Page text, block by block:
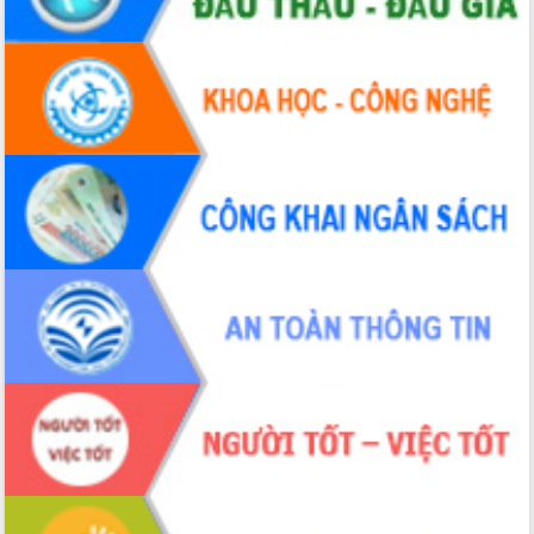
Đắk Lắk: Tôn vinh 46 giải pháp tại Hội
thi Sáng tạo Kỹ thuật 2024 - 2025
Đắk Lắk rà soát, điều chỉnh Đề án 190
về phát triển nuôi trồng thủy sản
Phó Chủ tịch UBND tỉnh Đắk Lắk
Trương Công Thái kiểm tra thực địa
Dự án cao tốc Khánh Hòa - Buôn Ma
Thuột
Định vị cà phê Việt Nam như một “di
sản sống” trong dòng chảy toàn cầu
Xây dựng nông thôn mới: Nâng cao đời
sống người dân từ những mô hình thiết
thực
Quyết liệt tháo gỡ vướng mắc, đẩy
nhanh tiến độ các dự án trọng điểm
trong Khu kinh tế Nam Phú Yên
Hòn Yến phát triển du lịch gắn với bảo
tồn biển
Lấy ý kiến điều chỉnh Quy hoạch tỉnh
Đắk Lắk thời kỳ 2021-2030, tầm nhìn